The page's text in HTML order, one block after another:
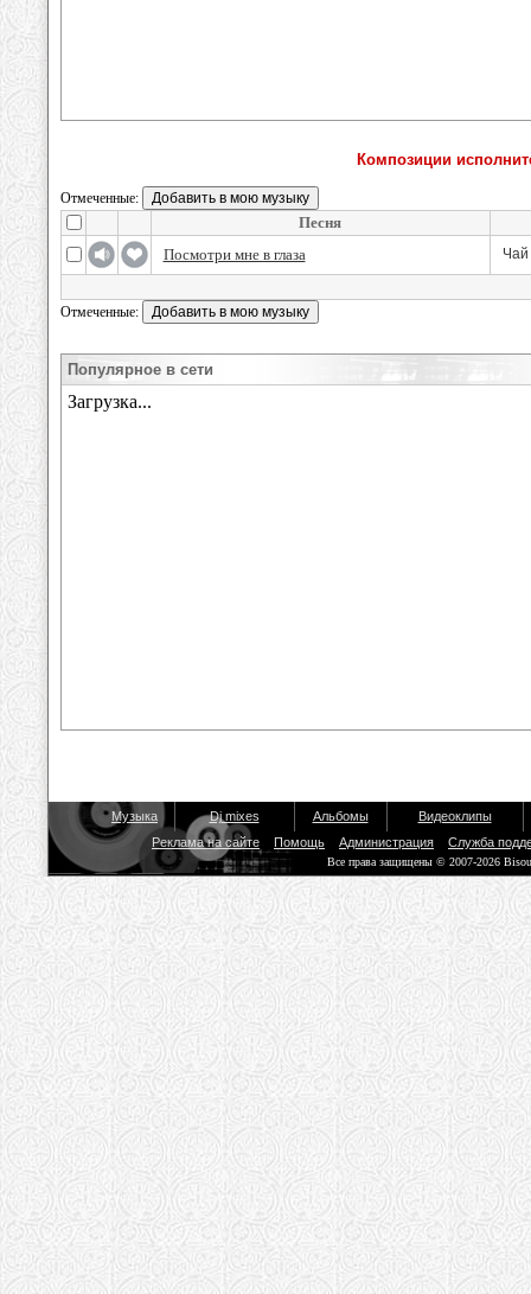
Композиции
Отмеченные:
Песня
Посмотри мне в глаза
Чай
Отмеченные:
Популярное в сети
Музыка Dj mixes Альбомы
Видеоклипы
Реклама на сайте
Помощь Администрация Служба
Все права защищены © 2007-2026